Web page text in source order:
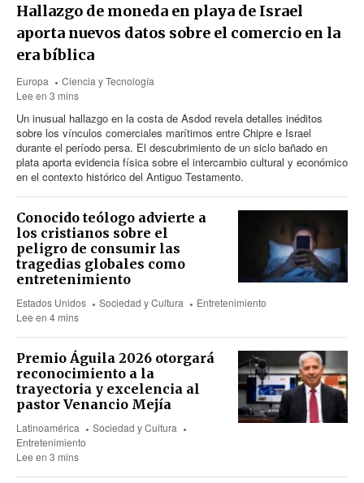
Hallazgo de moneda en playa de Israel
aporta nuevos datos sobre el comercio en la
era bíblica
Europa
Ciencia y Tecnología
Lee en 3 mins
Un inusual hallazgo en la costa de Asdod revela detalles inéditos
sobre los vínculos comerciales marítimos entre Chipre e Israel
durante el período persa. El descubrimiento de un siclo bañado en
plata aporta evidencia física sobre el intercambio cultural y económico
en el contexto histórico del Antiguo Testamento.
Conocido teólogo advierte a
los cristianos sobre el
peligro de consumir las
tragedias globales como
entretenimiento
Estados Unidos Sociedad y Cultura
Entretenimiento
Lee en 4 mins
Premio Águila 2026 otorgará
reconocimiento a la
trayectoria y excelencia al
pastor Venancio Mejía
Latinoamérica
Sociedad y Cultura
Entretenimiento
Lee en 3 mins